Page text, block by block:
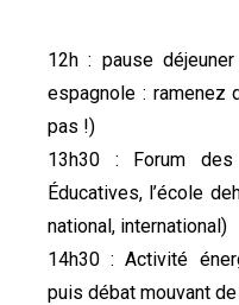
12h : pause
espagnole : ramenez
pas !)
13h30 : Forum
Éducatives, l’école
national, international)
14h30 : Activité
puis débat mouvant